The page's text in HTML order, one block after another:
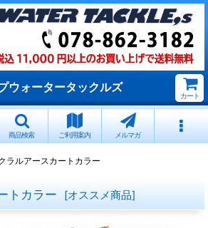
ウォータータックルズ
カート
商品検索 ご利用案内 メルマガ
ラルアースカートカラー
トカラー [オススメ商品]